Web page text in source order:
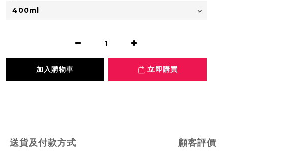
加入購物車 立即購買
送貨及付款方式 顧客評價